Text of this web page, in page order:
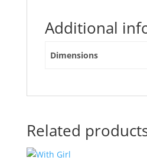
Additional
Dimensions
Related